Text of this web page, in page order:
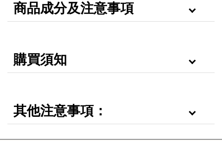
商品成分及注意事項
購買須知
其他注意事項：